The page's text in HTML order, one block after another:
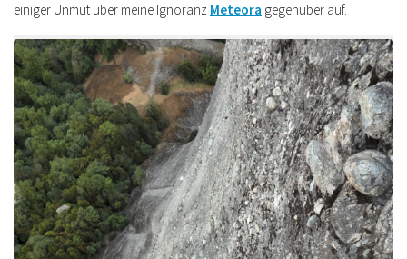
einiger Unmut über meine Ignoranz Meteora gegenüber auf.